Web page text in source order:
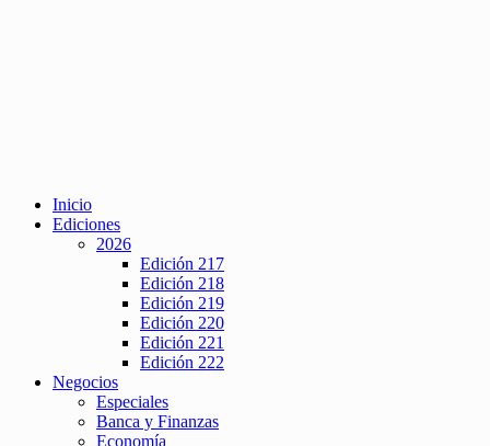
Inicio
Ediciones
2026
Edición 217
Edición 218
Edición 219
Edición 220
Edición 221
Edición 222
Negocios
Especiales
Banca y Finanzas
Economía